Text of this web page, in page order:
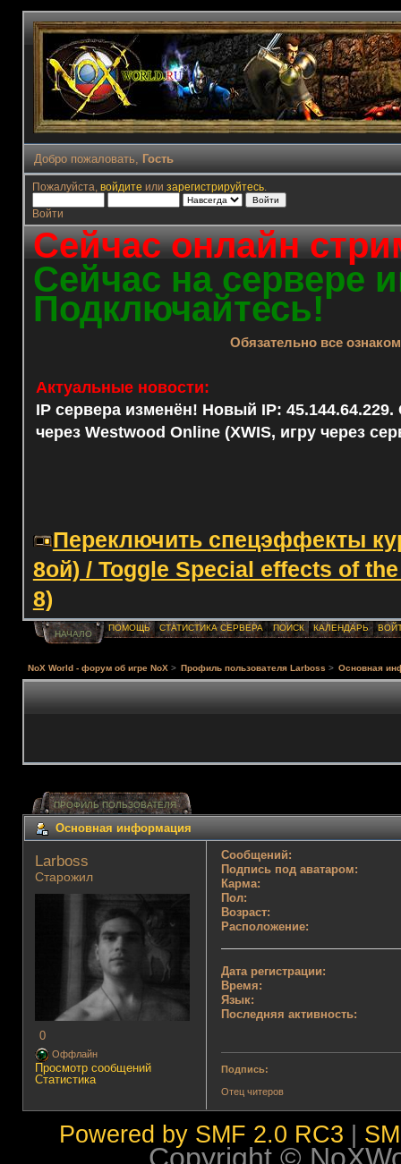
Добро пожаловать, Гость
Пожалуйста, войдите или зарегистрируйтесь.
Войти
Сейчас онлайн
Сейчас на сервере
Подключайтесь!
Обязательно все
Актуальные новости:
IP сервера изменён! Новый IP: 45.144.64.229.
через Westwood Online (XWIS, игру через
Переключить спецэффекты
8ой) / Toggle Special effects of
8)
НАЧАЛО
ПОМОЩЬ СТАТИСТИКА СЕРВЕРА ПОИСК КАЛЕНДАРЬ
NoX World - форум об игре NoX > Профиль пользователя Lаrboss > Основная
ПРОФИЛЬ ПОЛЬЗОВАТЕЛЯ
Основная информация
Lаrboss
Старожил
0
Оффлайн
Просмотр сообщений
Статистика
Сообщений:
Подпись под аватаром:
Карма:
Пол:
Возраст:
Расположение:
Дата регистрации:
Время:
Язык:
Последняя активность:
Подпись:
Отец читеров
Powered by SMF 2.0 RC3